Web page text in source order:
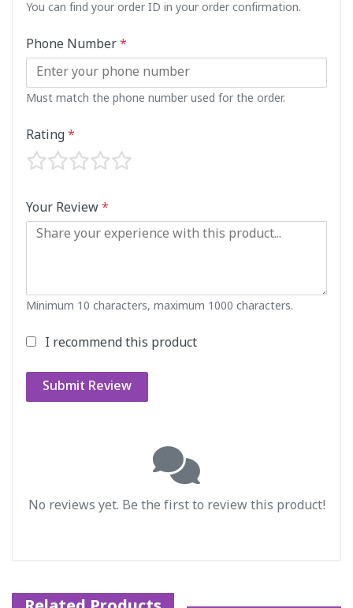
You can find your order ID in your order confirmation.
Phone Number*
Must match the phone number used for the order.
Rating*
Your Review*
Minimum 10 characters, maximum 1000 characters.
I recommend this product
Submit Review
No reviews yet. Be the first to review this product!